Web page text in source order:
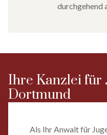
durchgehend
Ihre Kanzlei für
Dortmund
Als Ihr Anwalt für